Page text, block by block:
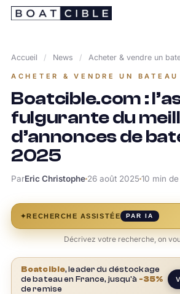
Passer
Accueil / News / Acheter & vendre un
ACHETER & VENDRE UN BATEAU
Boatcible.com :
fulgurante du
d’annonces de
2025
ParEric Christophe26 août 2025 10 min
✦RECHERCHE ASSISTÉE PAR IA
Décrivez votre recherche, on
Boatcible, leader du déstockage
de bateau en France, jusqu'à -35%
de remise